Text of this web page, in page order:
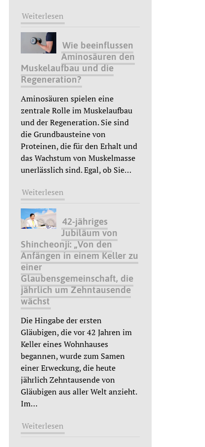
Weiterlesen
Wie beeinflussen
Aminosäuren den
Muskelaufbau und die
Regeneration?
Aminosäuren spielen eine
zentrale Rolle im Muskelaufbau
und der Regeneration. Sie sind
die Grundbausteine von
Proteinen, die für den Erhalt und
das Wachstum von Muskelmasse
unerlässlich sind. Egal, ob Sie…
Weiterlesen
42-jähriges
Jubiläum von
Shincheonji: „Von den
Anfängen in einem Keller zu
einer
Glaubensgemeinschaft, die
jährlich um Zehntausende
wächst
Die Hingabe der ersten
Gläubigen, die vor 42 Jahren im
Keller eines Wohnhauses
begannen, wurde zum Samen
einer Erweckung, die heute
jährlich Zehntausende von
Gläubigen aus aller Welt anzieht.
Im…
Weiterlesen